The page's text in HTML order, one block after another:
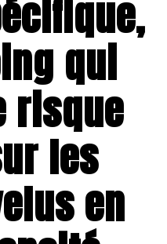
qui
risque
les
en